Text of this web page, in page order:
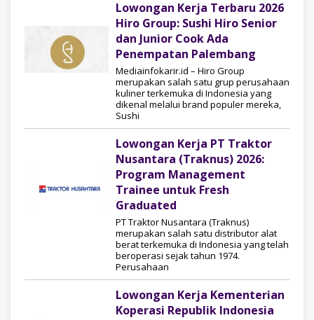
Lowongan Kerja Terbaru 2026
Hiro Group: Sushi Hiro Senior
dan Junior Cook Ada
Penempatan Palembang
Mediainfokarir.id – Hiro Group
merupakan salah satu grup perusahaan
kuliner terkemuka di Indonesia yang
dikenal melalui brand populer mereka,
Sushi
Lowongan Kerja PT Traktor
Nusantara (Traknus) 2026:
Program Management
Trainee untuk Fresh
Graduated
PT Traktor Nusantara (Traknus)
merupakan salah satu distributor alat
berat terkemuka di Indonesia yang telah
beroperasi sejak tahun 1974.
Perusahaan
Lowongan Kerja Kementerian
Koperasi Republik Indonesia